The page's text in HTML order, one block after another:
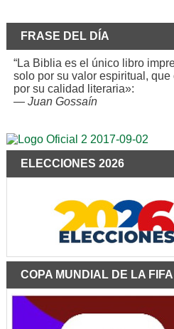
FRASE DEL DÍA
“La Biblia es el único libro
solo por su valor espiritual,
por su calidad literaria»:
— Juan Gossaín
ELECCIONES 2026
COPA MUNDIAL DE LA